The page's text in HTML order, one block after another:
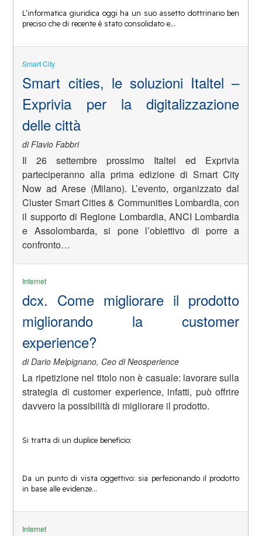
L’informatica giuridica oggi ha un suo assetto dottrinario ben
preciso che di recente è stato consolidato e…
Smart City
Smart cities, le soluzioni Italtel –
Exprivia per la digitalizzazione
delle città
di Flavio Fabbri
Il 26 settembre prossimo Italtel ed Exprivia
parteciperanno alla prima edizione di Smart City
Now ad Arese (Milano). L’evento, organizzato dal
Cluster Smart Cities & Communities Lombardia, con
il supporto di Regione Lombardia, ANCI Lombardia
e Assolombarda, si pone l’obiettivo di porre a
confronto…
Internet
dcx. Come migliorare il prodotto
migliorando la customer
experience?
di Dario Melpignano, Ceo di Neosperience
La ripetizione nel titolo non è casuale: lavorare sulla
strategia di customer experience, infatti, può offrire
davvero la possibilità di migliorare il prodotto.
Si tratta di un duplice beneficio:
Da un punto di vista oggettivo: sia perfezionando il prodotto
in base alle evidenze…
Internet